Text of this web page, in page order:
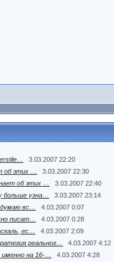
3.03.2007 22:20
об этих …
3.03.2007 22:30
об этих …
3.03.2007 22:40
больше узна…
3.03.2007 23:14
думаю вс…
4.03.2007 0:07
писат…
4.03.2007 0:28
ес…
4.03.2007 2:09
реальног…
4.03.2007 4:12
на 16-…
4.03.2007 4:28